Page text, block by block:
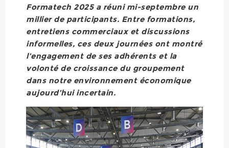
Formatech 2025 a réuni mi-septembre un
millier de participants. Entre formations,
entretiens commerciaux et discussions
informelles, ces deux journées ont montré
l’engagement de ses adhérents et la
volonté de croissance du groupement
dans notre environnement économique
aujourd’hui incertain.